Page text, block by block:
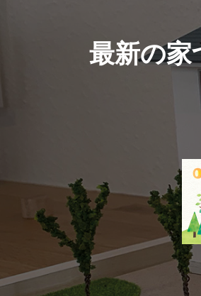
最新の家